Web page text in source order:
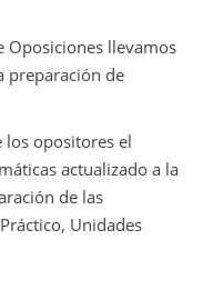
Oposiciones llevamos
preparación de
los opositores el
actualizado a la
de las
Unidades